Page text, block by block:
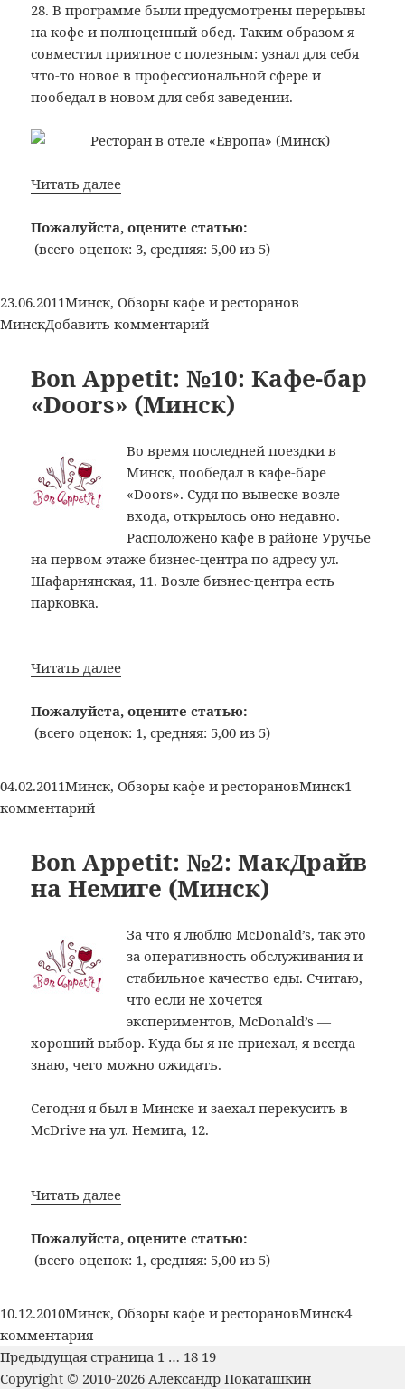
28. В программе были предусмотрены перерывы
на кофе и полноценный обед. Таким образом я
совместил приятное с полезным: узнал для себя
что-то новое в профессиональной сфере и
пообедал в новом для себя заведении.
Читать далееBon
№16:
Ресторан
«Европа»
(Минск)
Пожалуйста, оцените статью:
(всего оценок: 3, средняя: 5,00 из 5)
Опубликовано
23.06.2011Рубрики
Минск, Обзоры кафе и ресторанов
МинскДобавить комментарийк
Appetit:
№16:
в
отеле
«Европа»
(Минск)
Bon Appetit: №10: Кафе-бар
«Doors» (Минск)
Во время последней поездки в
Минск, пообедал в кафе-баре
«Doors». Судя по вывеске возле
входа, открылось оно недавно.
Расположено кафе в районе Уручье
на первом этаже бизнес-центра по адресу ул.
Шафарнянская, 11. Возле бизнес-центра есть
парковка.
Читать далееBon
№10:
Кафе-
(Минск)
Пожалуйста, оцените статью:
(всего оценок: 1, средняя: 5,00 из 5)
Опубликовано
04.02.2011Рубрики
Минск, Обзоры кафе и ресторановМетки
Минск1
комментарийк
Appetit:
№10:
«Doors»
(Минск)
Bon Appetit: №2: МакДрайв
на Немиге (Минск)
За что я люблю McDonald’s, так это
за оперативность обслуживания и
стабильное качество еды. Считаю,
что если не хочется
экспериментов, McDonald’s —
хороший выбор. Куда бы я не приехал, я всегда
знаю, чего можно ожидать.
Сегодня я был в Минске и заехал перекусить в
McDrive на ул. Немига, 12.
Читать далееBon
№2:
МакДрайв
(Минск)
Пожалуйста, оцените статью:
(всего оценок: 1, средняя: 5,00 из 5)
Опубликовано
10.12.2010Рубрики
Минск, Обзоры кафе и ресторановМетки
Минск4
комментарияк
записи
Bon
Пагинация
записей
Предыдущая страница Страница
1 … Страница
18 Страница
19
Copyright © 2010-2026 Александр Покаташкин